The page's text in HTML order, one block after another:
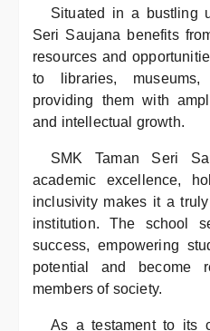
Situated in a bustling
Seri Saujana benefits
resources and
to libraries,
providing them with
and intellectual growth.
SMK Taman Seri
academic excellence,
inclusivity makes it a
institution. The school
success, empowering
potential and become
members of society.
As a testament to its